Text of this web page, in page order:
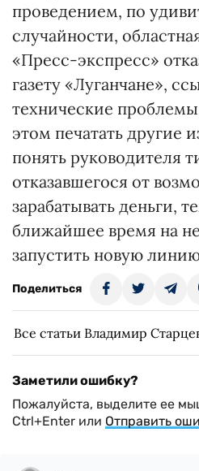
проведением, по
случайности,
«Пресс-экспресс»
газету «Луганчане»,
технические
этом печатать другие
понять руководителя
отказавшегося от
зарабатывать деньги,
ближайшее время на
запустить новую
Поделиться
Все статьи Владимир
Заметили ошибку?
Пожалуйста, выделите ее
Ctrl+Enter или Отправить